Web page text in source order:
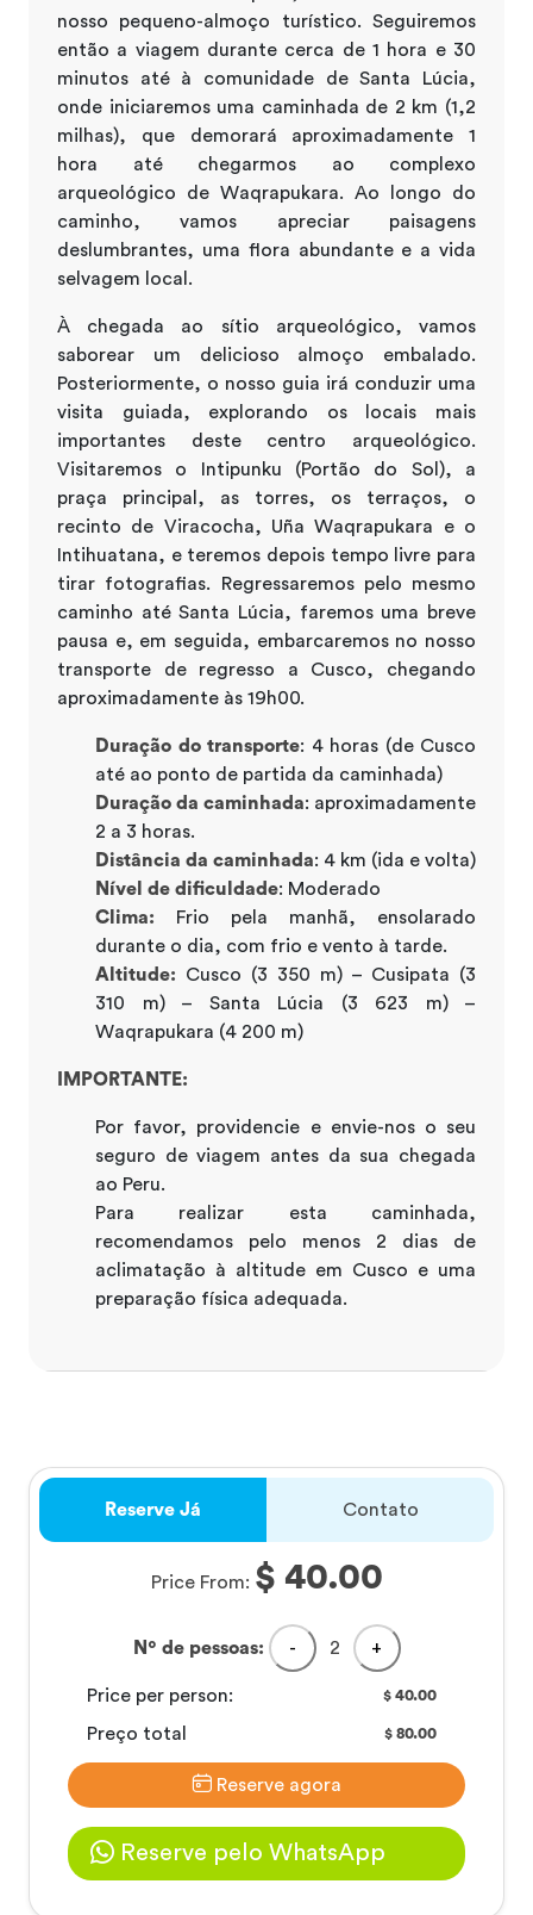
nosso pequeno-almoço turístico. Seguiremos
então a viagem durante cerca de 1 hora e 30
minutos até à comunidade de Santa Lúcia,
onde iniciaremos uma caminhada de 2 km (1,2
milhas), que demorará aproximadamente 1
hora até chegarmos ao complexo
arqueológico de Waqrapukara. Ao longo do
caminho, vamos apreciar paisagens
deslumbrantes, uma flora abundante e a vida
selvagem local.
À chegada ao sítio arqueológico, vamos
saborear um delicioso almoço embalado.
Posteriormente, o nosso guia irá conduzir uma
visita guiada, explorando os locais mais
importantes deste centro arqueológico.
Visitaremos o Intipunku (Portão do Sol), a
praça principal, as torres, os terraços, o
recinto de Viracocha, Uña Waqrapukara e o
Intihuatana, e teremos depois tempo livre para
tirar fotografias. Regressaremos pelo mesmo
caminho até Santa Lúcia, faremos uma breve
pausa e, em seguida, embarcaremos no nosso
transporte de regresso a Cusco, chegando
aproximadamente às 19h00.
Duração do transporte: 4 horas (de Cusco
até ao ponto de partida da caminhada)
Duração da caminhada: aproximadamente
2 a 3 horas.
Distância da caminhada: 4 km (ida e volta)
Nível de dificuldade: Moderado
Clima: Frio pela manhã, ensolarado
durante o dia, com frio e vento à tarde.
Altitude: Cusco (3 350 m) – Cusipata (3
310 m) – Santa Lúcia (3 623 m) –
Waqrapukara (4 200 m)
IMPORTANTE:
Por favor, providencie e envie-nos o seu
seguro de viagem antes da sua chegada
ao Peru.
Para realizar esta caminhada,
recomendamos pelo menos 2 dias de
aclimatação à altitude em Cusco e uma
preparação física adequada.
Reserve Já Contato
Price From: $ 40.00
Nº de pessoas: - 2 +
Price per person: $40.00
Preço total $80.00
Reserve agora
Reserve pelo WhatsApp